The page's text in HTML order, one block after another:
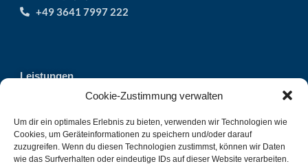
Cookie-Zustimmung verwalten
Um dir ein optimales Erlebnis zu bieten, verwenden wir Technologien wie
Cookies, um Geräteinformationen zu speichern und/oder darauf
zuzugreifen. Wenn du diesen Technologien zustimmst, können wir Daten
wie das Surfverhalten oder eindeutige IDs auf dieser Website verarbeiten.
+49 3641 7997 222
Leistungen
Produktfotografie in Jena
Unser Team
Jobs & Karriere